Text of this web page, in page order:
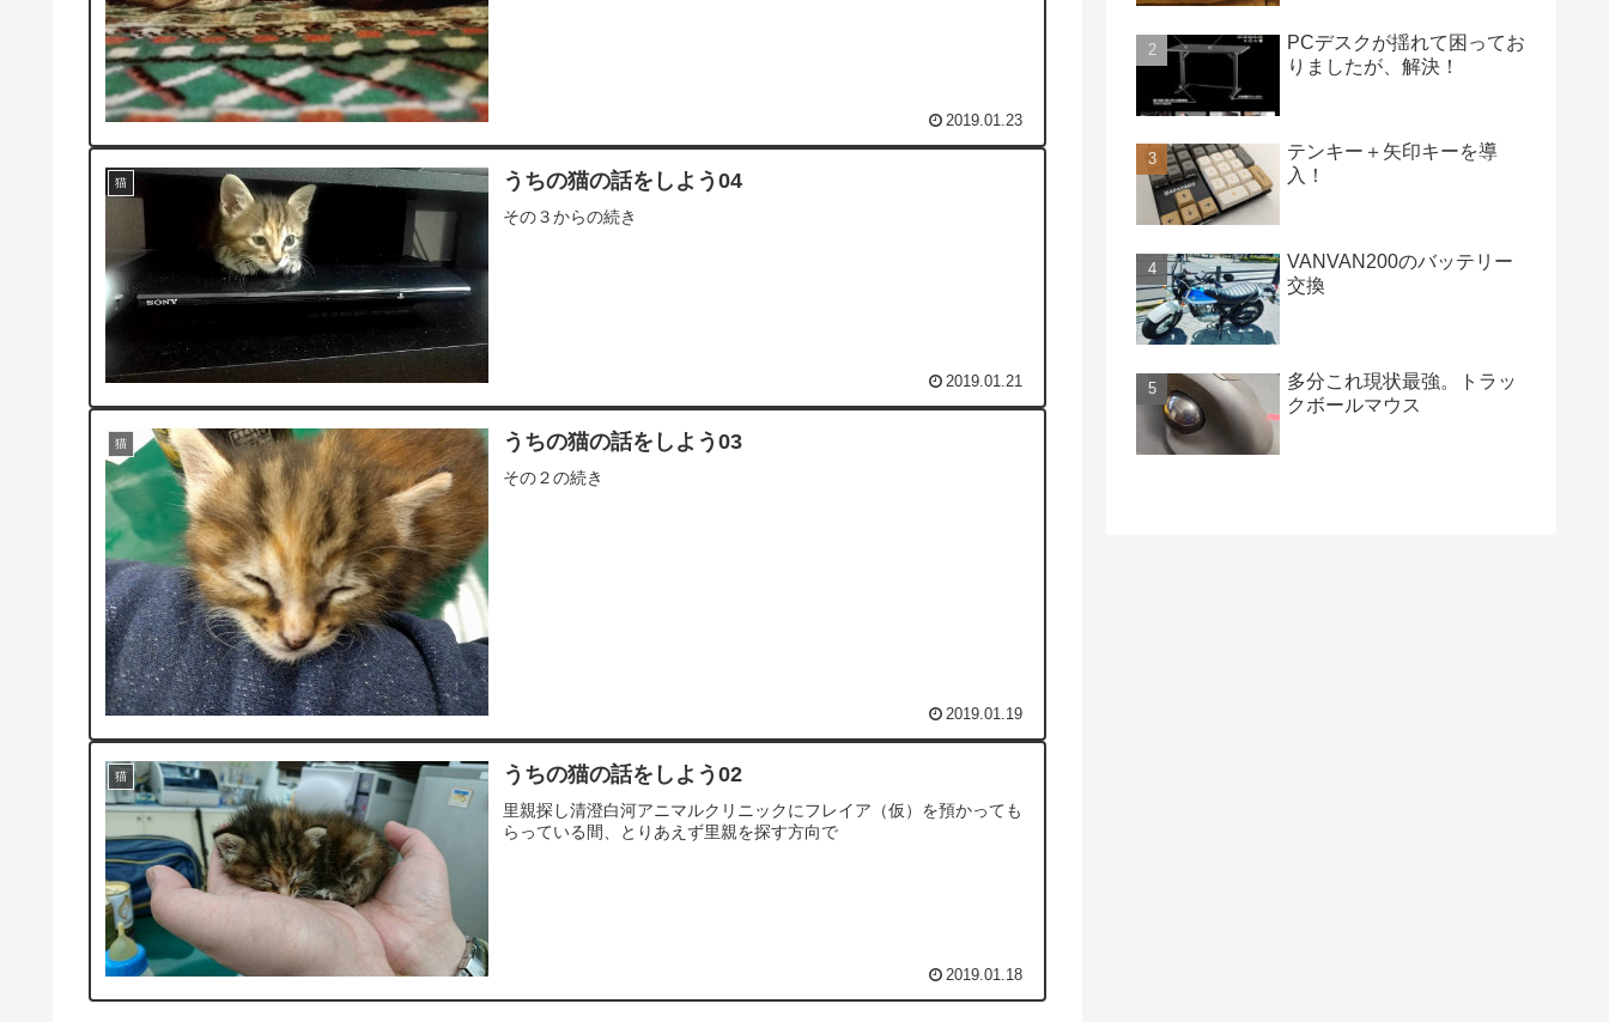
2019.01.23
猫 うちの猫の話をしよう04
その３からの続き
2019.01.21
猫 うちの猫の話をしよう03
その２の続き
2019.01.19
猫 うちの猫の話をしよう02
里親探し清澄白河アニマルクリニックにフレイア（仮）を預かっても
らっている間、とりあえず里親を探す方向で
2019.01.18
PCデスクが揺れて困ってお
りましたが、解決！
テンキー＋矢印キーを導
入！
VANVAN200のバッテリー
交換
多分これ現状最強。トラッ
クボールマウス